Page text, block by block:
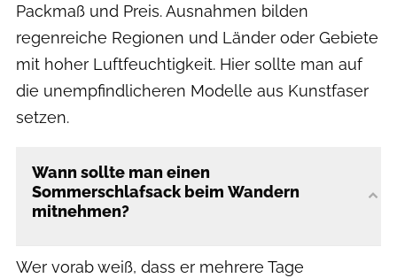
Packmaß und Preis. Ausnahmen bilden
regenreiche Regionen und Länder oder Gebiete
mit hoher Luftfeuchtigkeit. Hier sollte man auf
die unempfindlicheren Modelle aus Kunstfaser
setzen.
Wann sollte man einen
Sommerschlafsack beim Wandern
mitnehmen?
Wer vorab weiß, dass er mehrere Tage